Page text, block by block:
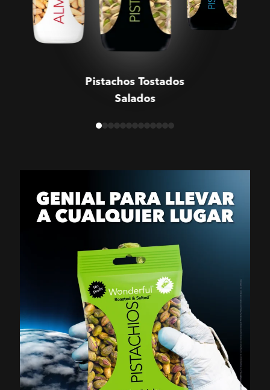
Pistachos Tostados
Salados